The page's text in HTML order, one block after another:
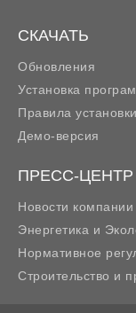
СКАЧАТЬ
Обновления
Установка
Правила установки
Демо-версия
ПРЕСС-ЦЕНТР
Новости компании
Энергетика и
Нормативное
Строительство и